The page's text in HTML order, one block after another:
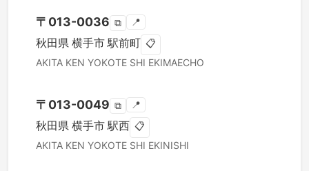
〒 013-0036 ⧉ 📍
秋田県 横手市 駅前町 📋
AKITA KEN YOKOTE SHI EKIMAECHO
〒 013-0049 ⧉ 📍
秋田県 横手市 駅西 📋
AKITA KEN YOKOTE SHI EKINISHI